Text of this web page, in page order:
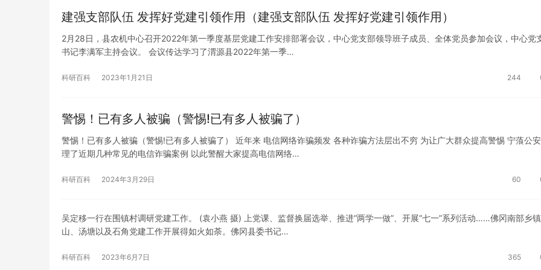
建强支部队伍 发挥好党建引领作用（建强支部队伍 发挥好党建引领作用）
2月28日，县农机中心召开2022年第一季度基层党建工作安排部署会议，中心党支部领导班子成员、全体党员参加会议，中心党
书记李满军主持会议。 会议传达学习了渭源县2022年第一季…
科研百科 2023年1月21日 244
警惕！已有多人被骗（警惕!已有多人被骗了）
警惕！已有多人被骗（警惕!已有多人被骗了） 近年来 电信网络诈骗频发 各种诈骗方法层出不穷 为让广大群众提高警惕 宁蒗公
理了近期几种常见的电信诈骗案例 以此警醒大家提高电信网络…
科研百科 2024年3月29日 60
吴定移一行在围镇村调研党建工作。 (袁小燕 摄) 上党课、监督换届选举、推进“两学一做”、开展“七一”系列活动……佛冈南部乡
山、汤塘以及石角党建工作开展得如火如荼。佛冈县委书记…
科研百科 2023年6月7日 365